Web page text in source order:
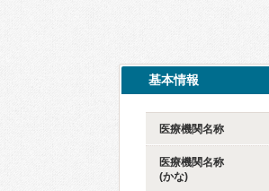
基本情報
医療機関名称
医療機関名称
(かな)